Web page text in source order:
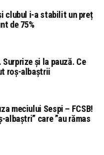
clubul i-a stabilit un preț
de 75%
Surprize și la pauză. Ce
roș-albaștrii
meciului Sespi – FCSB!
albaștri” care ”au rămas